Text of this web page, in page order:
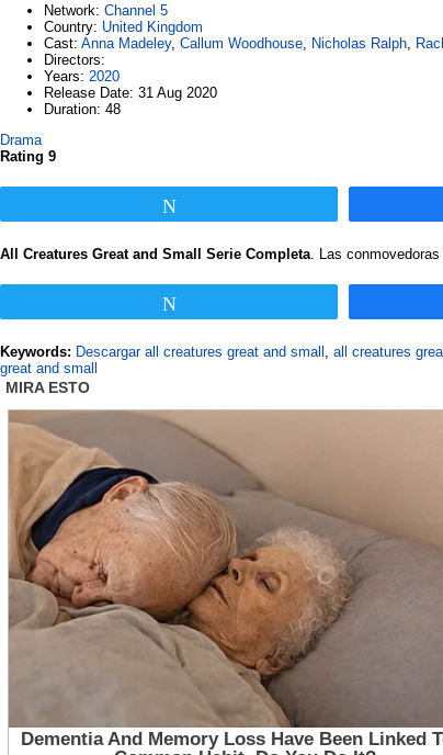
Network: Channel 5
Country: United Kingdom
Cast: Anna Madeley, Callum Woodhouse, Nicholas Ralph,
Directors:
Years: 2020
Release Date: 31 Aug 2020
Duration: 48
Drama
Rating 9
All Creatures Great and Small Serie Completa. Las
Keywords: Descargar all creatures great and small , all creatures
great and small